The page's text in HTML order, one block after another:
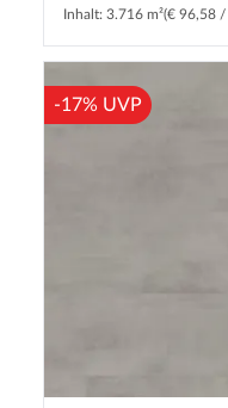
Inhalt: 3.716 m²(€ 96,58 /
-17% UVP